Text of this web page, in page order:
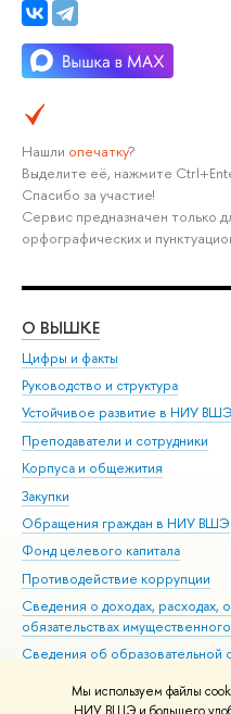
Мы используем файлы
Нашли опечатку?
Выделите её, нажмите
Спасибо за участие!
Сервис предназначен только
орфографических и
О ВЫШКЕ
Цифры и факты
Руководство и структура
Устойчивое развитие в НИУ ВШЭ
Преподаватели и сотрудники
Корпуса и общежития
Закупки
Обращения граждан в НИУ ВШЭ
Фонд целевого капитала
Противодействие коррупции
Сведения о доходах, расходах,
обязательствах
Сведения об образовательной
Людям с ограниченными
Единая платежная страница